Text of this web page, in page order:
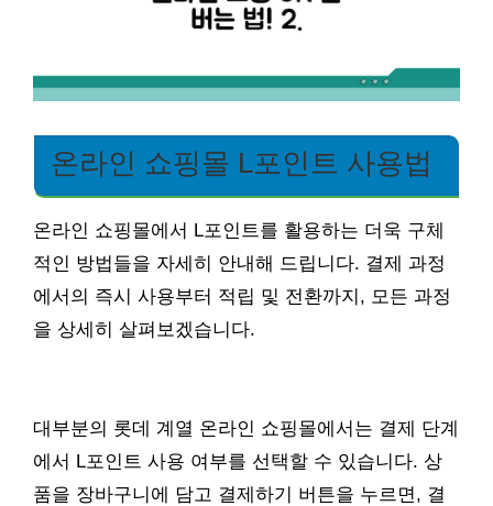
온라인 쇼핑몰 L포인트 사용법
온라인 쇼핑몰에서 L포인트를 활용하는 더욱 구체
적인 방법들을 자세히 안내해 드립니다. 결제 과정
에서의 즉시 사용부터 적립 및 전환까지, 모든 과정
을 상세히 살펴보겠습니다.
대부분의 롯데 계열 온라인 쇼핑몰에서는 결제 단계
에서 L포인트 사용 여부를 선택할 수 있습니다. 상
품을 장바구니에 담고 결제하기 버튼을 누르면, 결